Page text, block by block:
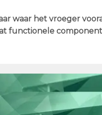
waar het vroeger
functionele